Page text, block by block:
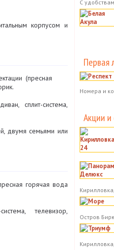
корпусом и
(пресная
сплит-система,
двумя семьями или
горячая вода
телевизор,
С
Первая
Номера и
Акции и
Остров